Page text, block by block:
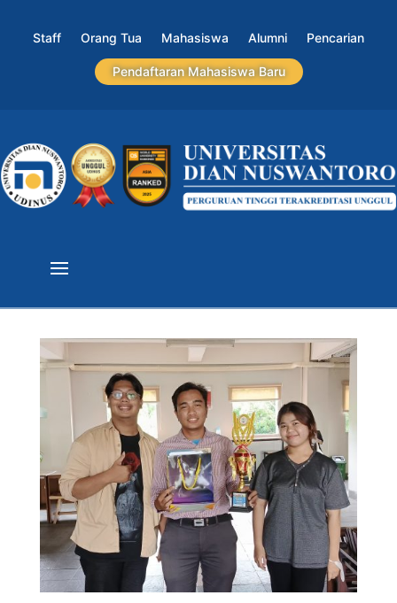
Staff Orang Tua Mahasiswa Alumni Pencarian
Pendaftaran Mahasiswa Baru